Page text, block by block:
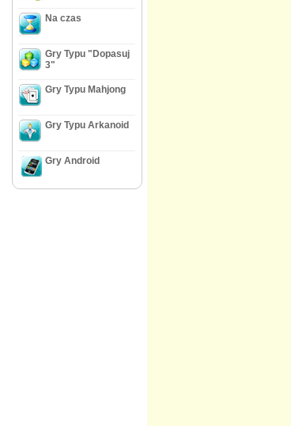
Na czas
Gry Typu "Dopasuj
3"
Gry Typu Mahjong
Gry Typu Arkanoid
Gry Android